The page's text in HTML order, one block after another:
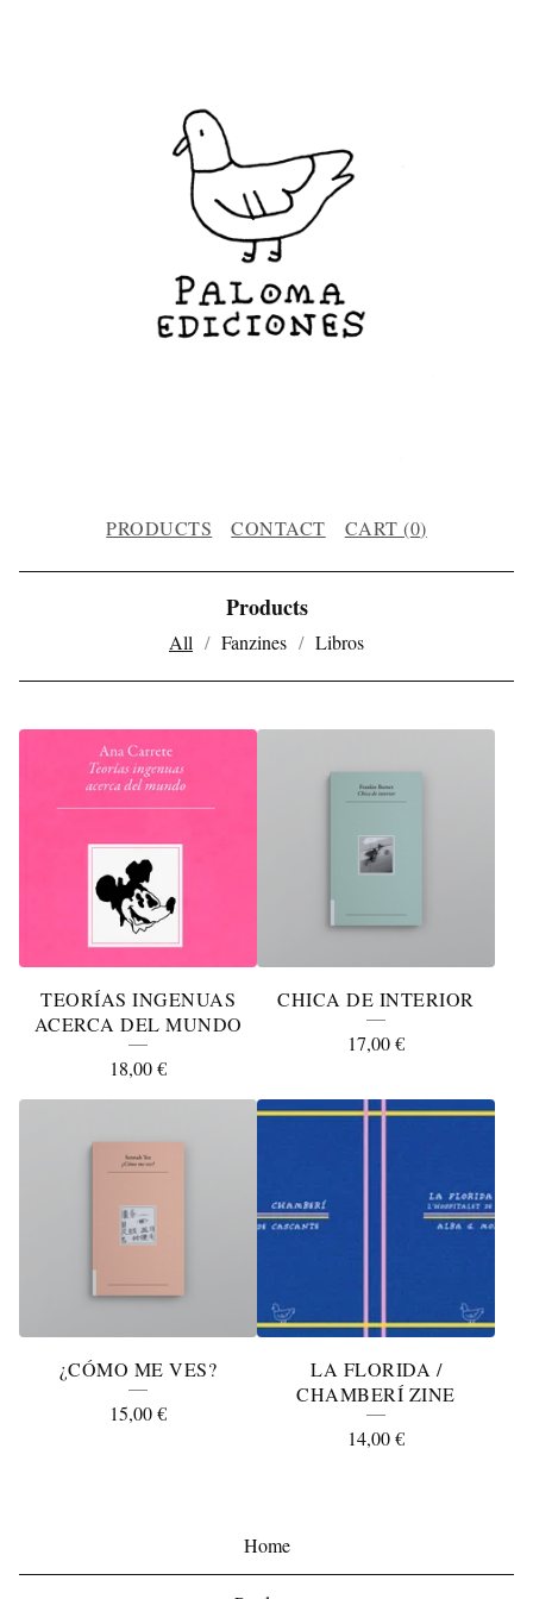
PRODUCTS CONTACT CART (0)
Products
All Fanzines Libros
TEORÍAS INGENUAS
ACERCA DEL MUNDO
18,00€
CHICA DE INTERIOR
17,00€
¿CÓMO ME VES?
15,00€
LA FLORIDA /
CHAMBERÍ ZINE
14,00€
Home